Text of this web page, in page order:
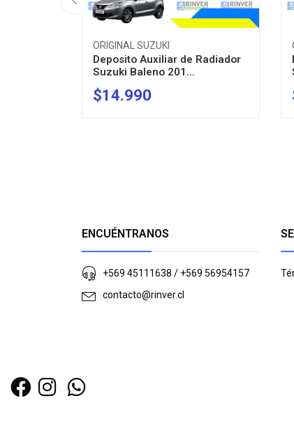
ORIGINAL SUZUKI
Deposito Auxiliar de Radiador
Suzuki Baleno 201...
-
$14.990
ENCUÉNTRANOS
+569 45111638 / +569 56954157
contacto@rinver.cl